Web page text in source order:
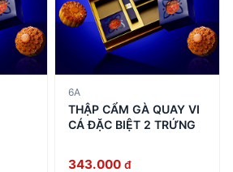
6A
THẬP CẨM GÀ QUAY VI
CÁ ĐẶC BIỆT 2 TRỨNG
343.000 đ